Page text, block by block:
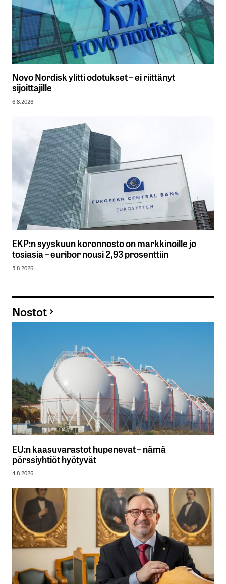
Novo Nordisk ylitti odotukset – ei riittänyt
sijoittajille
6.8.2026
EKP:n syyskuun koronnosto on markkinoille jo
tosiasia – euribor nousi 2,93 prosenttiin
5.8.2026
Nostot
EU:n kaasuvarastot hupenevat – nämä
pörssiyhtiöt hyötyvät
4.8.2026